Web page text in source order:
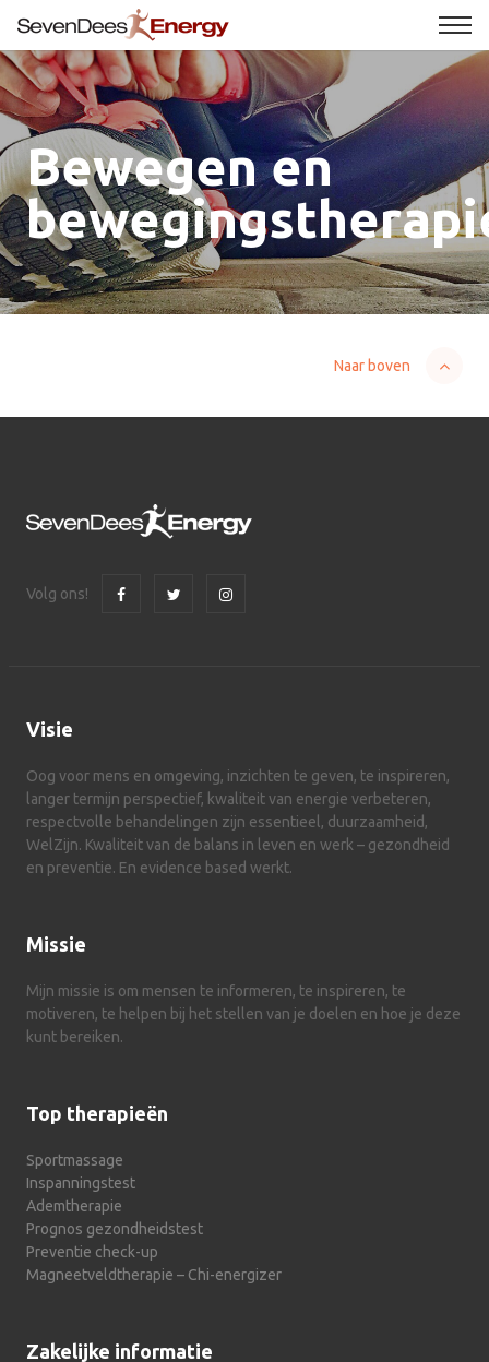
Bewegen en
Naar boven
Volg ons!
Visie
Oog voor mens en omgeving, inzichten te geven, te inspireren,
langer termijn perspectief, kwaliteit van energie verbeteren,
respectvolle behandelingen zijn essentieel, duurzaamheid,
WelZijn. Kwaliteit van de balans in leven en werk – gezondheid
en preventie. En evidence based werkt.
Missie
Mijn missie is om mensen te informeren, te inspireren, te
motiveren, te helpen bij het stellen van je doelen en hoe je deze
kunt bereiken.
Top therapieën
Sportmassage
Inspanningstest
Ademtherapie
Prognos gezondheidstest
Preventie check-up
Magneetveldtherapie – Chi-energizer
Zakelijke informatie